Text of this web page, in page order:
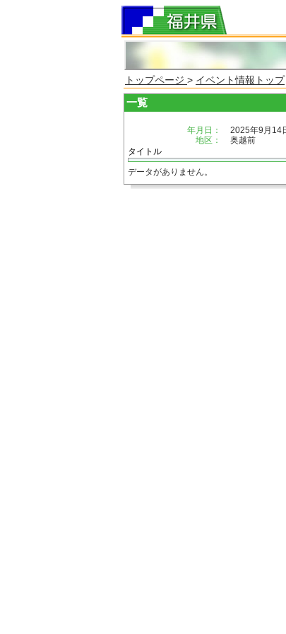
トップページ > イベント情報トップ
一覧
年月日：
2025年9月14
地区：
奥越前
タイトル
データがありません。